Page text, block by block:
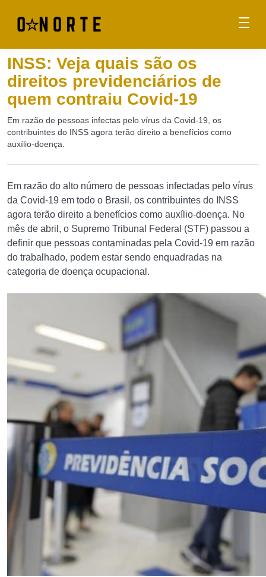
INSS: Veja quais são os
direitos previdenciários de
quem contraiu Covid-19
Em razão de pessoas infectas pelo vírus da Covid-19, os
contribuintes do INSS agora terão direito a benefícios como
auxílio-doença.
Em razão do alto número de pessoas infectadas pelo vírus
da Covid-19 em todo o Brasil, os contribuintes do INSS
agora terão direito a benefícios como auxílio-doença. No
mês de abril, o Supremo Tribunal Federal (STF) passou a
definir que pessoas contaminadas pela Covid-19 em razão
do trabalhado, podem estar sendo enquadradas na
categoria de doença ocupacional.